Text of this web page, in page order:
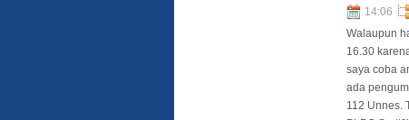
14:06
Walaupun
16.30
saya coba
ada
112 Unnes.